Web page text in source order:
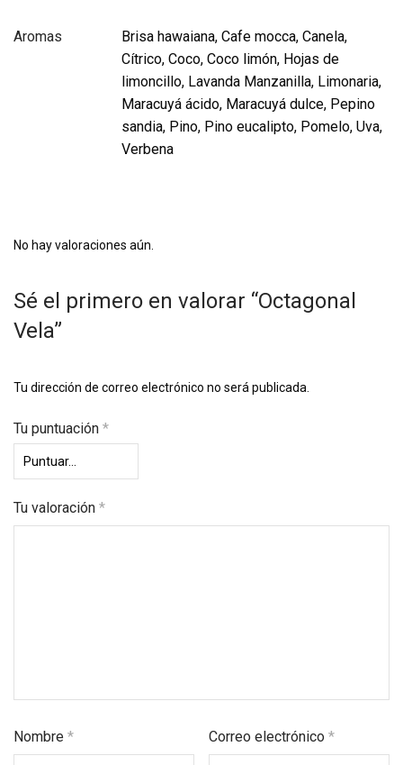
Aromas
Brisa hawaiana, Cafe mocca, Canela,
Cítrico, Coco, Coco limón, Hojas de
limoncillo, Lavanda Manzanilla, Limonaria,
Maracuyá ácido, Maracuyá dulce, Pepino
sandia, Pino, Pino eucalipto, Pomelo, Uva,
Verbena
No hay valoraciones aún.
Sé el primero en valorar “Octagonal
Vela”
Tu dirección de correo electrónico no será publicada.
Tu puntuación *
Tu valoración *
Nombre * Correo electrónico*